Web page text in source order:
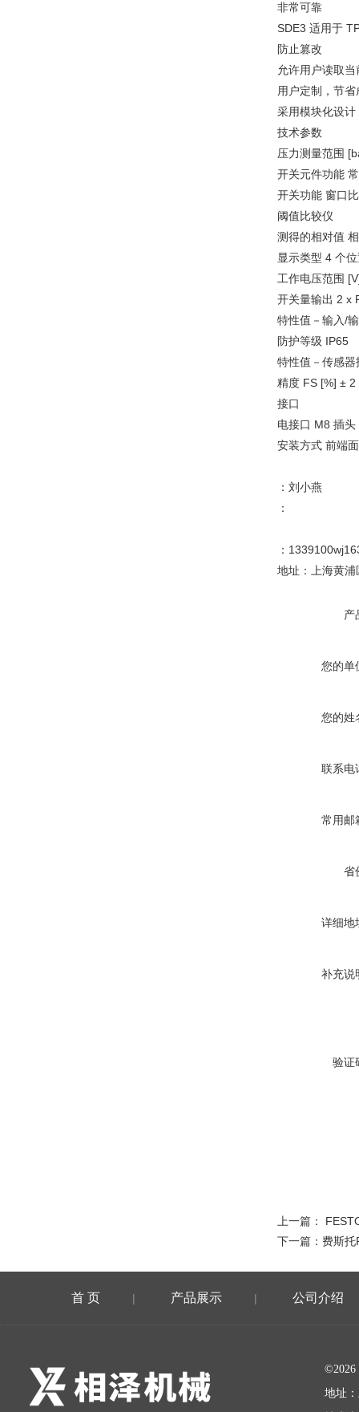
非常可靠
SDE3 适用于
防止篡改
允许用户读取
用户定制，节省
采用模块化设
技术参数
压力测量范围
开关元件功能
开关功能 窗口
阈值比较仪
测得的相对值
显示类型 4 个
工作电压范围
开关量输出 2 x
特性值－输入/
防护等级 IP65
特性值－传感
精度 FS [%] ± 2
接口
电接口 M8 插头
安装方式 前端
：刘小燕
：
：
地址：上海黄
产
您的单
您的姓
联系电
常用邮
省
详细地
补充说
验证
上一篇：
下一篇： 费斯
首 页 | 产品展示 | 公司介绍
地址